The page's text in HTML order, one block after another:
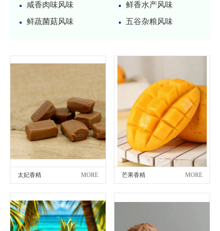
咸香肉味风味
鲜香水产风味
鲜蔬菌菇风味
五谷杂粮风味
太妃香精 MORE 芒果香精 MORE